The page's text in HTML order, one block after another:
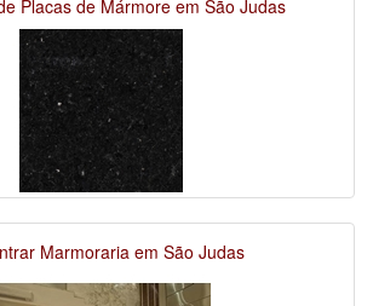
Placas de Mármore em São Judas
Marmoraria em São Judas